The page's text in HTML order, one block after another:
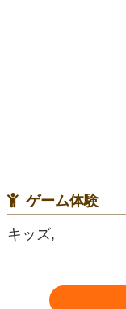
ゲーム体験
キッズ,